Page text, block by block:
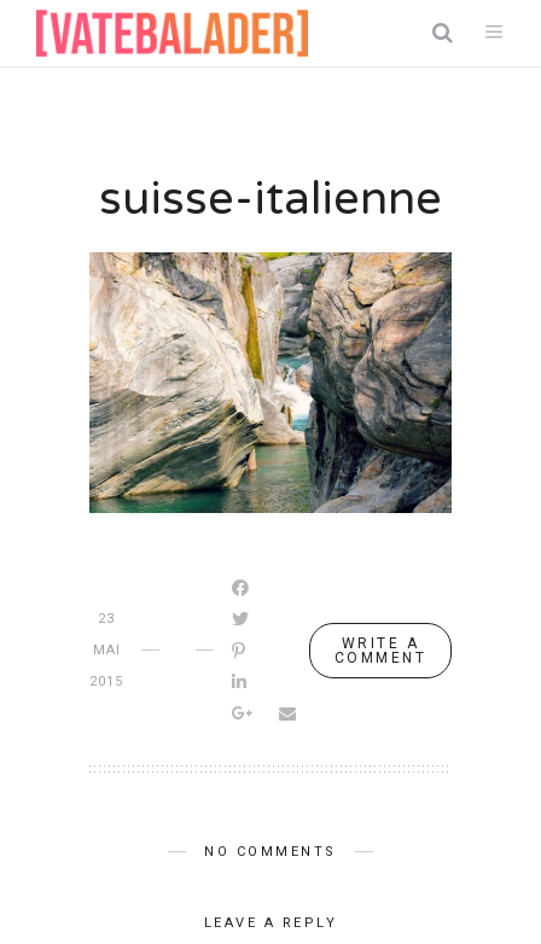
suisse-italienne
23
MAI
2015
WRITE A
COMMENT
NO COMMENTS
LEAVE A REPLY